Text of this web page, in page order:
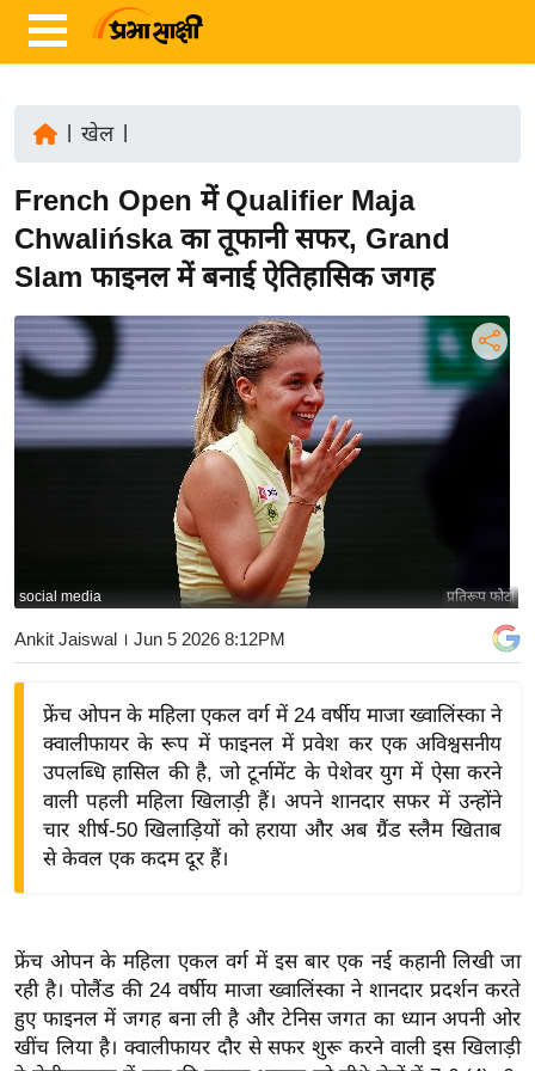
ज़ा
ख
ब
र
रा
ष्ट्री
य
अं
बि
ज़
ने
द्यो
शे
ष
ज्ञ
रा
खेल|
French Open में Qualifier Maja
Chwalińska का तूफानी सफर, Grand
Slam फाइनल में बनाई ऐतिहासिक जगह
प्रतिरूप फोटो
social media
Ankit Jaiswal । Jun 5 2026 8:12PM
फ्रेंच ओपन के महिला एकल वर्ग में 24 वर्षीय माजा ख्वालिंस्का ने
क्वालीफायर के रूप में फाइनल में प्रवेश कर एक अविश्वसनीय
उपलब्धि हासिल की है, जो टूर्नामेंट के पेशेवर युग में ऐसा करने
वाली पहली महिला खिलाड़ी हैं। अपने शानदार सफर में उन्होंने
चार शीर्ष-50 खिलाड़ियों को हराया और अब ग्रैंड स्लैम खिताब
से केवल एक कदम दूर हैं।
फ्रेंच ओपन के महिला एकल वर्ग में इस बार एक नई कहानी लिखी जा
रही है। पोलैंड की 24 वर्षीय माजा ख्वालिंस्का ने शानदार प्रदर्शन करते
हुए फाइनल में जगह बना ली है और टेनिस जगत का ध्यान अपनी ओर
खींच लिया है। क्वालीफायर दौर से सफर शुरू करने वाली इस खिलाड़ी